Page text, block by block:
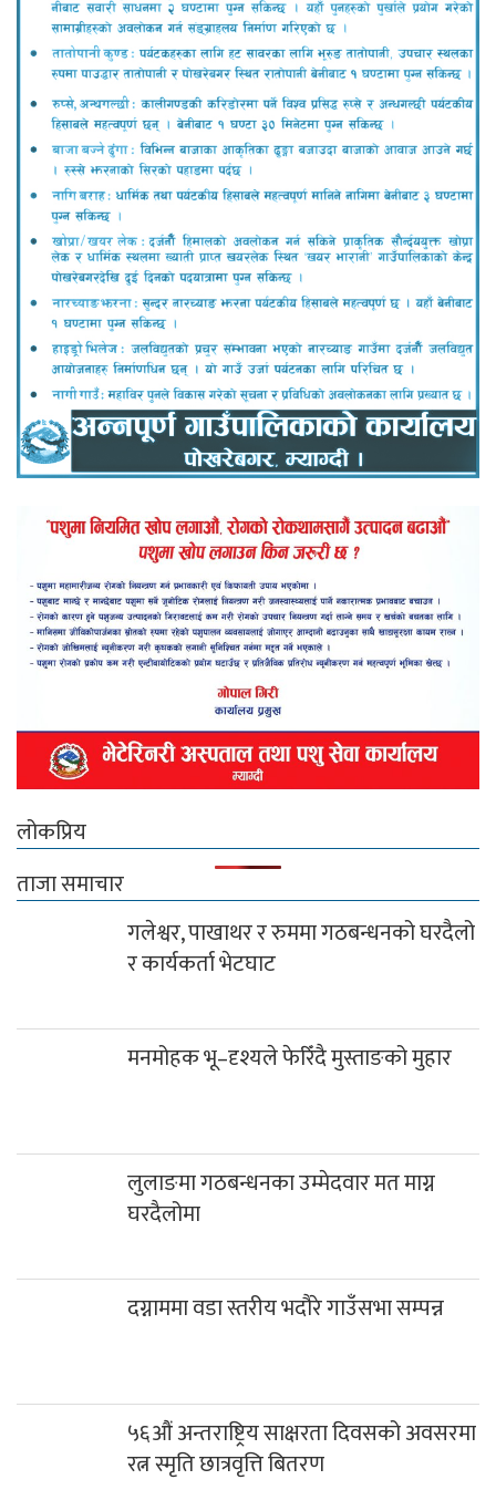
लोकप्रिय
ताजा समाचार
गलेश्वर, पाखाथर र रुममा गठबन्धनको घरदैलो
र कार्यकर्ता भेटघाट
मनमोहक भू–दृश्यले फेरिँदै मुस्ताङको मुहार
लुलाङमा गठबन्धनका उम्मेदवार मत माग्न
घरदैलोमा
दग्नाममा वडा स्तरीय भदौरे गाउँसभा सम्पन्न
५६औं अन्तराष्ट्रिय साक्षरता दिवसको अवसरमा
रत्न स्मृति छात्रवृत्ति बितरण